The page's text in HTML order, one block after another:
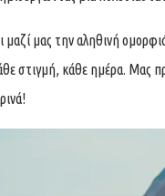
μαζί μας την αληθινή
στιγμή, κάθε ημέρα. Μας